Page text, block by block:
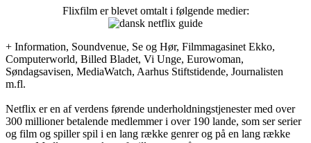
Flixfilm er blevet omtalt i følgende medier:
+ Information, Soundvenue, Se og Hør, Filmmagasinet Ekko,
Computerworld, Billed Bladet, Vi Unge, Eurowoman,
Søndagsavisen, MediaWatch, Aarhus Stiftstidende, Journalisten
m.fl.
Netflix er en af verdens førende underholdningstjenester med over
300 millioner betalende medlemmer i over 190 lande, som ser serier
og film og spiller spil i en lang række genrer og på en lang række